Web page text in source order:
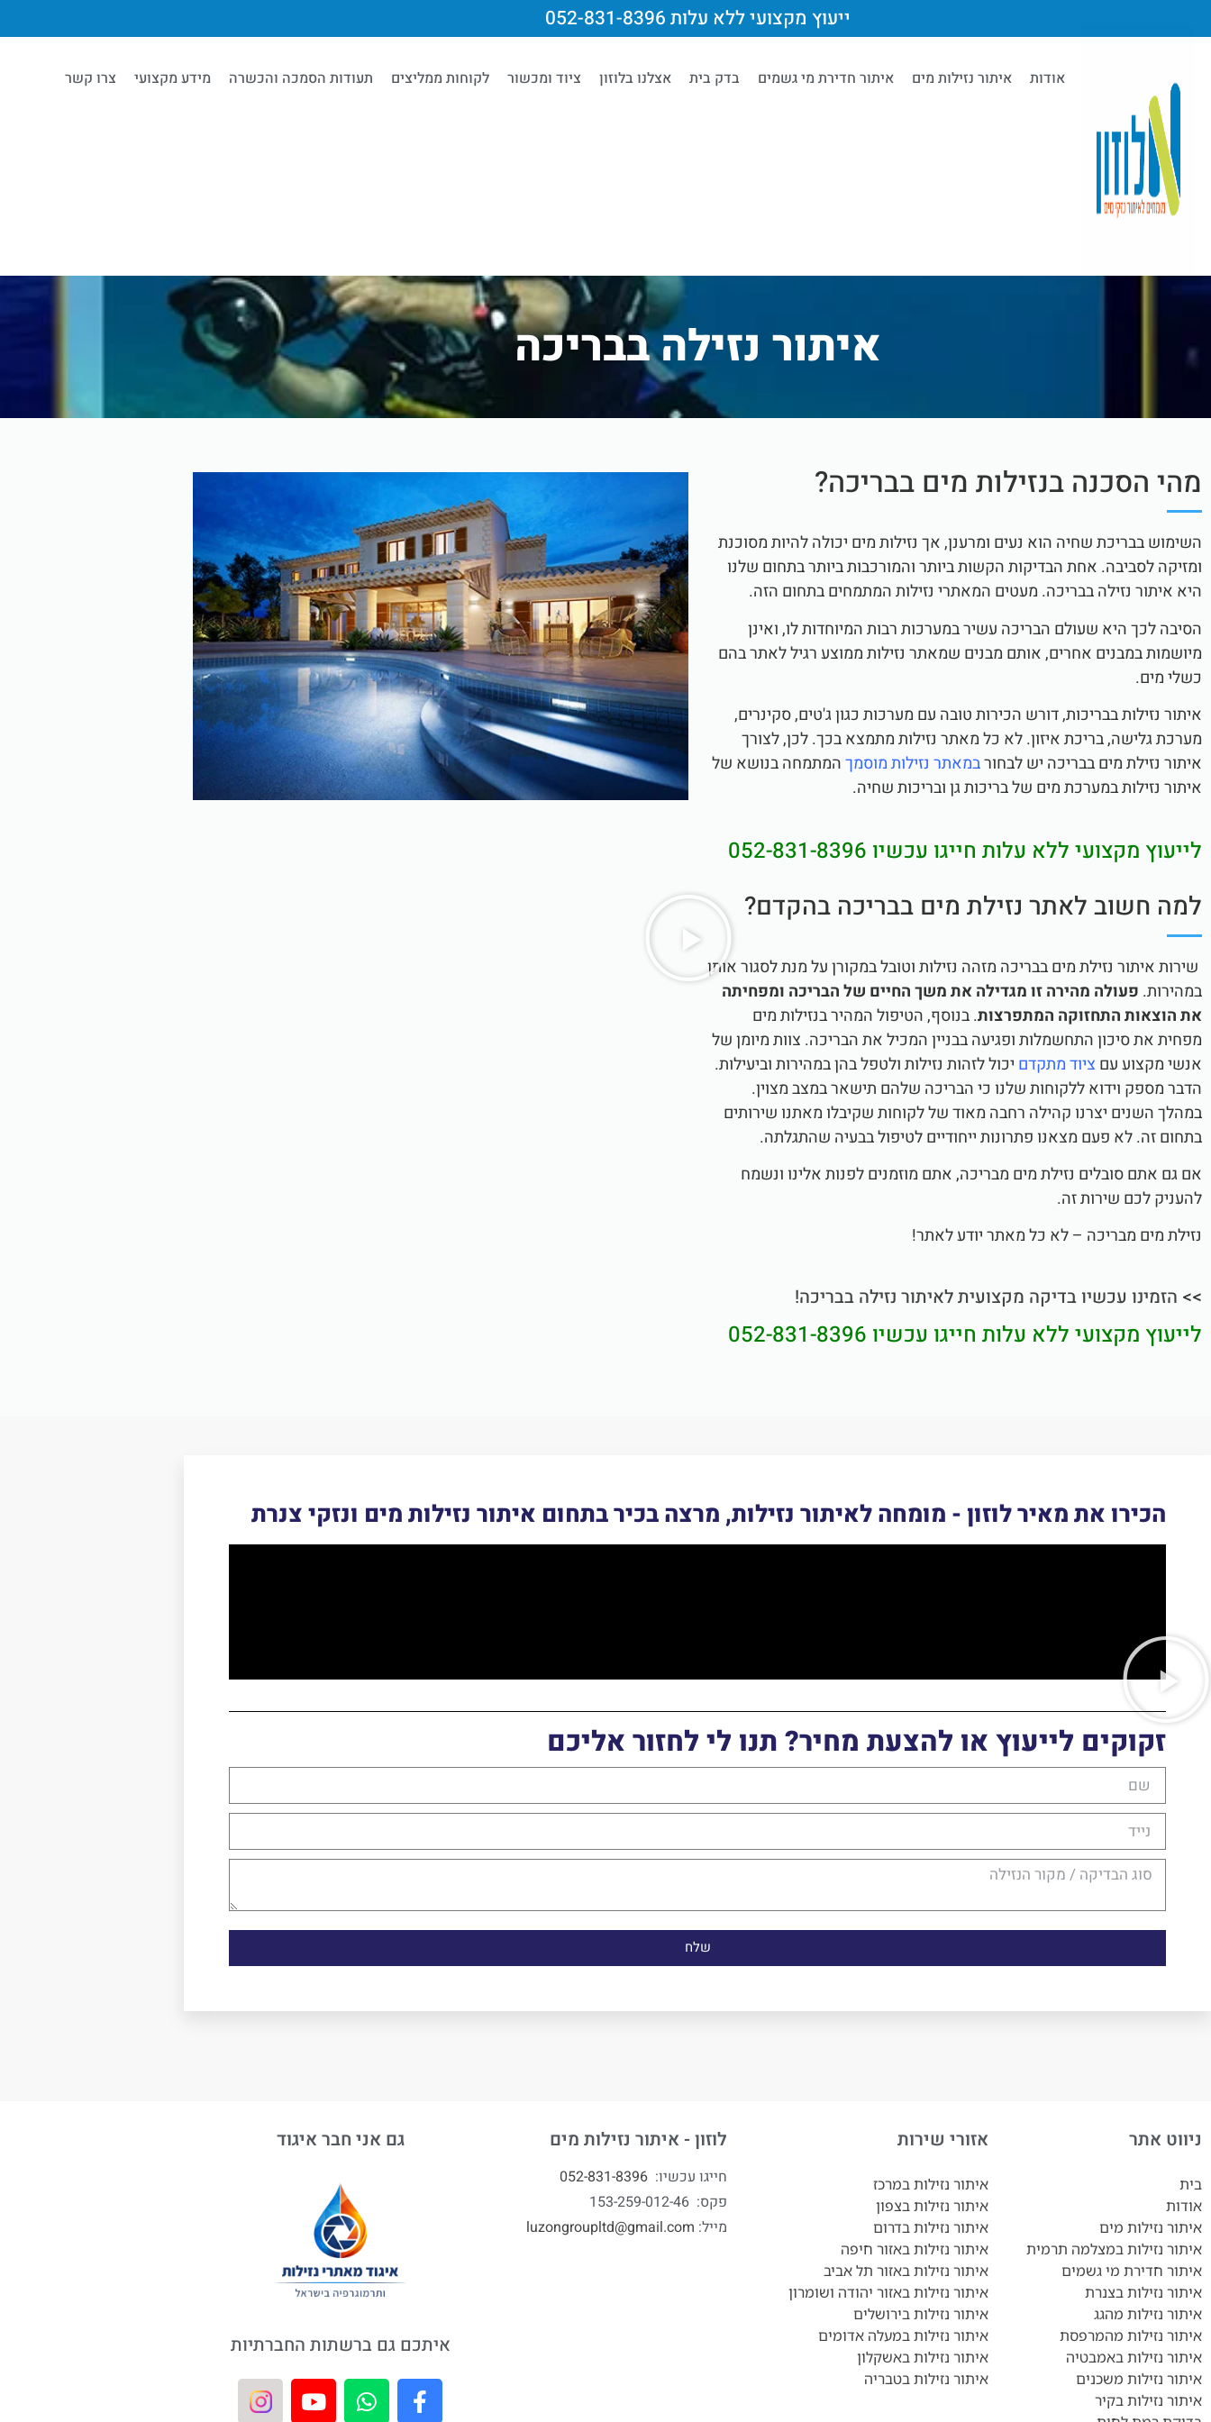
ייעוץ מקצועי ללא עלות 052-831-8396
אודות איתור נזילות מים איתור חדירת מי גשמים בדק בית אצלנו בלוזון ציוד ומכשור לקוחות ממליצים תעודות הסמכה והכשרה מידע מקצועי צרו קשר
איתור נזילה בבריכה
מהי הסכנה בנזילות מים בבריכה?
השימוש בבריכת שחיה הוא נעים ומרענן, אך נזילות מים יכולה להיות מסוכנת
ומזיקה לסביבה. אחת הבדיקות הקשות ביותר והמורכבות ביותר בתחום שלנו
היא איתור נזילה בבריכה. מעטים המאתרי נזילות המתמחים בתחום הזה.
הסיבה לכך היא שעולם הבריכה עשיר במערכות רבות המיוחדות לו, ואינן
מיושמות במבנים אחרים, אותם מבנים שמאתר נזילות ממוצע רגיל לאתר בהם
כשלי מים.
איתור נזילות בבריכות, דורש הכירות טובה עם מערכות כגון ג'טים, סקינרים,
מערכת גלישה, בריכת איזון. לא כל מאתר נזילות מתמצא בכך. לכן, לצורך
איתור נזילת מים בבריכה יש לבחורבמאתר נזילות מוסמךהמתמחה בנושא של
איתור נזילות במערכת מים של בריכות גן ובריכות שחיה.
לייעוץ מקצועי ללא עלות חייגו עכשיו 052-831-8396
למה חשוב לאתר נזילת מים בבריכה בהקדם?
שירות איתור נזילת מים בבריכה מזהה נזילות וטובל במקורן על מנת לסגור אותן
במהירות. פעולה מהירה זו מגדילה את משך החיים של הבריכה ומפחיתה
את הוצאות התחזוקה המתפרצות. בנוסף, הטיפול המהיר בנזילות מים
מפחית את סיכון התחשמלות ופגיעה בבניין המכיל את הבריכה. צוות מיומן של
אנשי מקצוע עם ציוד מתקדם יכול לזהות נזילות ולטפל בהן במהירות וביעילות.
הדבר מספק וידוא ללקוחות שלנו כי הבריכה שלהם תישאר במצב מצוין.
במהלך השנים יצרנו קהילה רחבה מאוד של לקוחות שקיבלו מאתנו שירותים
בתחום זה. לא פעם מצאנו פתרונות ייחודיים לטיפול בבעיה שהתגלתה.
אם גם אתם סובלים נזילת מים מבריכה, אתם מוזמנים לפנות אלינו ונשמח
להעניק לכם שירות זה.
נזילת מים מבריכה – לא כל מאתר יודע לאתר!
>> הזמינו עכשיו בדיקה מקצועית לאיתור נזילה בבריכה!
לייעוץ מקצועי ללא עלות חייגו עכשיו 052-831-8396
הכירו את מאיר לוזון - מומחה לאיתור נזילות, מרצה בכיר בתחום איתור נזילות מים ונזקי צנרת
זקוקים לייעוץ או להצעת מחיר? תנו לי לחזור אליכם
שלח
ניווט אתר
בית
אודות
איתור נזילות מים
איתור נזילות במצלמה תרמית
איתור חדירת מי גשמים
איתור נזילות בצנרת
איתור נזילות מהגג
איתור נזילות מהמרפסת
איתור נזילות באמבטיה
איתור נזילות משכנים
איתור נזילות בקיר
אזורי שירות
איתור נזילות במרכז
איתור נזילות בצפון
איתור נזילות בדרום
איתור נזילות באזור חיפה
איתור נזילות באזור תל אביב
איתור נזילות באזור יהודה ושומרון
איתור נזילות בירושלים
איתור נזילות במעלה אדומים
איתור נזילות באשקלון
איתור נזילות בטבריה
לוזון - איתור נזילות מים
חייגו עכשיו: 052-831-8396
פקס: 153-259-012-46
מייל: luzongroupltd@gmail.com
גם אני חבר איגוד
איתכם גם ברשתות החברתיות